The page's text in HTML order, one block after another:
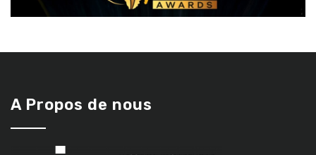
A Propos de nous